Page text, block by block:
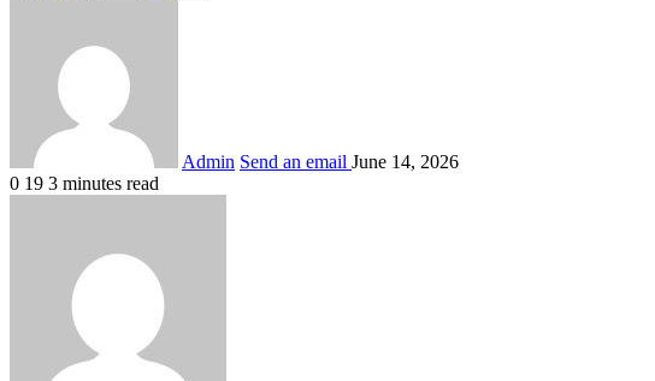
Admin Send an email June 14, 2026
0 19 3 minutes read